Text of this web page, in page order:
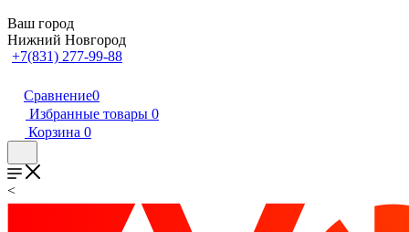
Ваш город
Нижний Новгород
+7(831) 277-99-88
Сравнение0
Избранные товары 0
Корзина 0
<